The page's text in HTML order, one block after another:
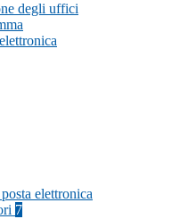
degli uffici
elettronica
7